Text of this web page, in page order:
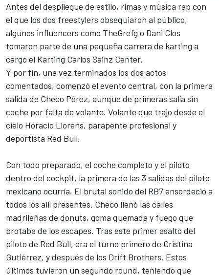
Antes del despliegue de estilo, rimas y música rap con
el que los dos freestylers obsequiaron al público,
algunos influencers como TheGrefg o Dani Clos
tomaron parte de una pequeña carrera de karting a
cargo el Karting Carlos Sainz Center.
Y por fin, una vez terminados los dos actos
comentados, comenzó el evento central, con la primera
salida de Checo Pérez, aunque de primeras salía sin
coche por falta de volante. Volante que trajo desde el
cielo Horacio Llorens, parapente profesional y
deportista Red Bull.
Con todo preparado, el coche completo y el piloto
dentro del cockpit, la primera de las 3 salidas del piloto
mexicano ocurría. El brutal sonido del RB7 ensordeció a
todos los allí presentes. Checo llenó las calles
madrileñas de donuts, goma quemada y fuego que
brotaba de los escapes. Tras este primer asalto del
piloto de Red Bull, era el turno primero de Cristina
Gutiérrez, y después de los Drift Brothers. Estos
últimos tuvieron un segundo round, teniendo que